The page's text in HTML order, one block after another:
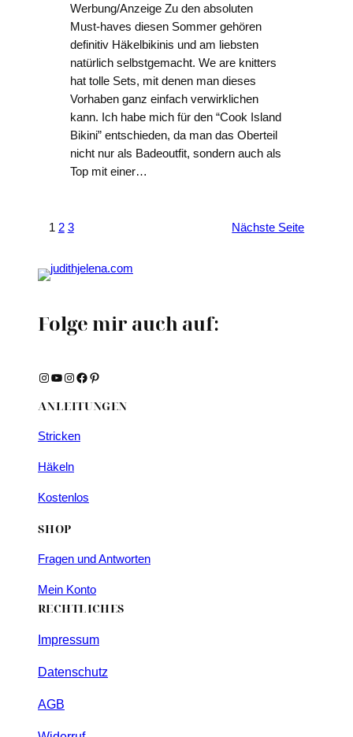
Werbung/Anzeige Zu den absoluten
Must-haves diesen Sommer gehören
definitiv Häkelbikinis und am liebsten
natürlich selbstgemacht. We are knitters
hat tolle Sets, mit denen man dieses
Vorhaben ganz einfach verwirklichen
kann. Ich habe mich für den “Cook Island
Bikini” entschieden, da man das Oberteil
nicht nur als Badeoutfit, sondern auch als
Top mit einer…
1 2 3 Nächste Seite
Folge mir auch auf:
Instagram YouTube Instagram Facebook Pinterest
ANLEITUNGEN
Stricken
Häkeln
Kostenlos
SHOP
Fragen und Antworten
Mein Konto
RECHTLICHES
Impressum
Datenschutz
AGB